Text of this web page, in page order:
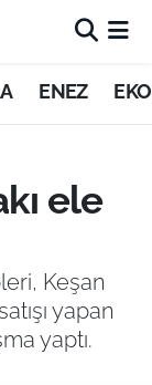
ENEZ
ele
Keşan
yapan
yaptı.